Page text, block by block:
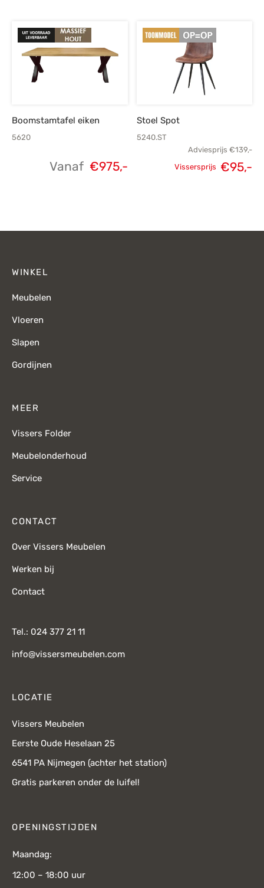
prijs was:
€119,-.
prijs is:
€80,-.
prijs was:
€479,-.
Boomstamtafel eiken
5620
Vanaf €975,-
Stoel Spot
5240.ST
Adviesprijs €139,-
Oorspronkelijke
Vissersprijs €95,-
WINKEL
Meubelen
Vloeren
Slapen
Gordijnen
MEER
Vissers Folder
Meubelonderhoud
Service
CONTACT
Over Vissers Meubelen
Werken bij
Contact
Tel.: 024 377 21 11
info@vissersmeubelen.com
LOCATIE
Vissers Meubelen
Eerste Oude Heselaan 25
6541 PA Nijmegen (achter het station)
Gratis parkeren onder de luifel!
OPENINGSTIJDEN
Maandag:
12:00 – 18:00 uur